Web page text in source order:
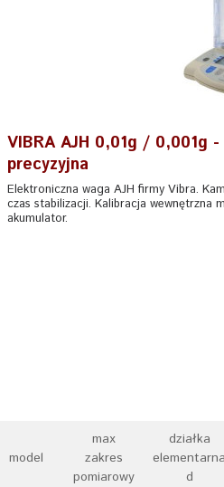
VIBRA AJH 0,01g / 0,001g
precyzyjna
Elektroniczna waga AJH firmy Vibra.
czas stabilizacji. Kalibracja wewnętrzna
akumulator.
model
max
zakres
pomiarowy
działka
elementarna
d